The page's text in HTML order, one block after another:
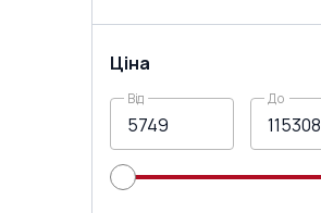
Ціна
Від До